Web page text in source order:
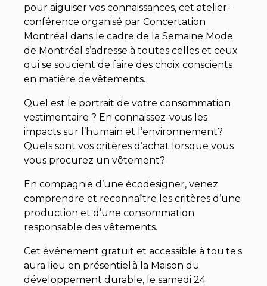
pour aiguiser vos connaissances, cet atelier-
conférence organisé par Concertation
Montréal dans le cadre de la Semaine Mode
de Montréal s’adresse à toutes celles et ceux
qui se soucient de faire des choix conscients
en matière de vêtements.
Quel est le portrait de votre consommation
vestimentaire ? En connaissez-vous les
impacts sur l’humain et l’environnement?
Quels sont vos critères d’achat lorsque vous
vous procurez un vêtement?
En compagnie d’une écodesigner, venez
comprendre et reconnaître les critères d’une
production et d’une consommation
responsable des vêtements.
Cet événement gratuit et accessible à tou.te.s
aura lieu en présentiel à la Maison du
développement durable, le samedi 24